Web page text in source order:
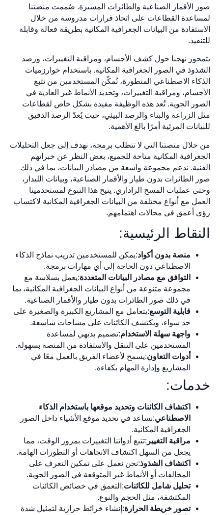
صور الأقمار الصناعية والطائرات المسيرة. صُممت منصتنا
لمساعدة القطاعات على اتخاذ قرارات مدروسة من خلال
الاستفادة من البيانات الجغرافية المكانية بطريقة فعالة وقابلة
للتنفيذ.
يتمحور نهجنا حول كشف الأجسام، ومراقبة التغييرات، ورصد
الشذوذ في الصور الجغرافية المكانية. باستخدام خوارزميات
الذكاء الاصطناعي المتطورة، نُمكّن المستخدمين من تتبع
الأجسام، ومراقبة التغييرات، وتحديد الأنماط غير العادية في
الصور الجوية. تُعد هذه الوظيفة مفيدة بشكل خاص لقطاعات
مثل الزراعة والبناء والرصد البيئي، حيث يُعدّ الرصد الدقيق
للبيانات المرئية أمرًا بالغ الأهمية.
من خلال منصتنا التي لا تتطلب برمجة، نهدف إلى جعل التحليلات
الجغرافية المكانية متاحة للجميع، بغض النظر عن خبراتهم
الفنية. ندعم مجموعة واسعة من مصادر البيانات، بما في ذلك
صور الطائرات بدون طيار والأقمار الصناعية، وبيانات الليدار،
وحتى عمليات المسح الراداري. يتيح هذا التنوع لمستخدمينا
العمل مع أنواع مختلفة من البيانات الجغرافية المكانية لاكتساب
رؤى أعمق في مجالات اهتمامهم.
النقاط الرئيسية:
منصة بدون أكواد:يمكن للمستخدمين تدريب نماذج الذكاء
الاصطناعي دون الحاجة إلى أي مهارات برمجة.
التوافق مع مصادر البيانات المتعددة:يعمل بسلاسة مع
مجموعة متنوعة من أنواع البيانات الجغرافية المكانية، بما
في ذلك صور الطائرات بدون طيار والأقمار الصناعية.
قابلية التوسع:يتعامل مع المشاريع الكبيرة والصغيرة على
حد سواء، ويكتشف الكائنات على مساحات شاسعة.
واجهة سهلة الاستخدام:تصميم بديهي لمساعدة
المستخدمين على التنقل والاستفادة من المنصة بسهولة.
أدوات التعاون:يسمح لأعضاء الفريق بالعمل معًا في
المشاريع وإدارة المهام بكفاءة.
خدمات:
اكتشاف الكائنات وتحديد موقعها باستخدام الذكاء
الاصطناعي:نساعد في تحديد موقع الأشياء داخل الصور
الجغرافية المكانية.
مراقبة التغيير :تتبع أدواتنا التغييرات بمرور الوقت، مما
يجعل من السهل اكتشاف الاتجاهات أو التطورات الهامة.
اكتشاف الشذوذ:نحن نعمل على تمكين التعرف على
المخالفات أو الأنماط غير المتوقعة في الصور الجوية.
تحليل شامل للكائنات:التعمق في خصائص الكائنات
المكتشفة، مثل الحجم والنوع.
تصور خريطة الحرارة:إنشاء خرائط حرارية لتمثيل شدة